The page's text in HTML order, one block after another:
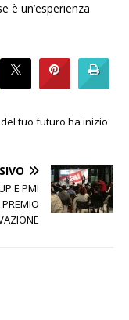
è un’esperienza
tuo futuro ha inizio
E PMI
PREMIO